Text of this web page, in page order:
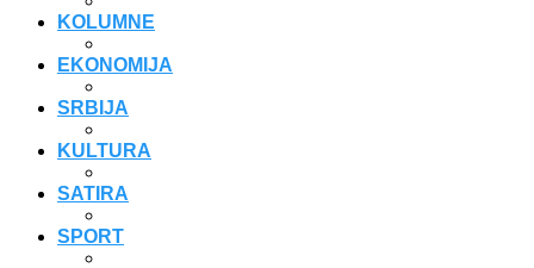
KOLUMNE
EKONOMIJA
SRBIJA
KULTURA
SATIRA
SPORT